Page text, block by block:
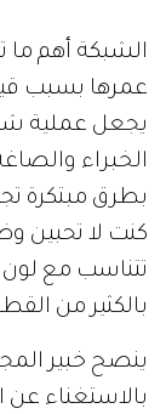
الشبكة أهم
عمرها بسبب
يجعل عملية
الخبراء
بطرق مبتكرة
كنت لا تحبين
تتناسب مع
بالكثير من
ينصح خبير
بالاستغناء عن